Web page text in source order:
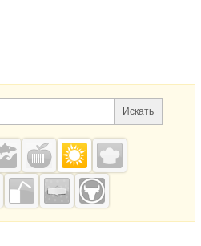
информация
Поиск по сайту и
Искать
проекты
Grainboard.ru
— зерно и
мука